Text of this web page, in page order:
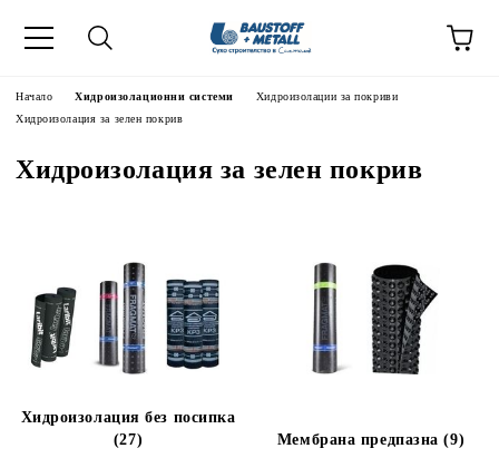
Начало Хидроизолационни системи
Хидроизолации за покриви
Хидроизолация за зелен покрив
Хидроизолация за зелен покрив
Хидроизолация без посипка
(27)
Мембрана предпазна (9)